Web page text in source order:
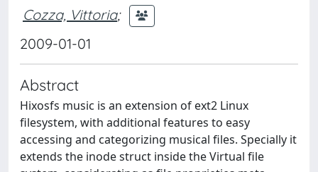
Cozza, Vittoria;
2009-01-01
Abstract
Hixosfs music is an extension of ext2 Linux
filesystem, with additional features to easy
accessing and categorizing musical files. Specially it
extends the inode struct inside the Virtual file